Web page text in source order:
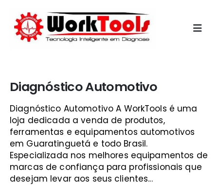
Diagnóstico Automotivo
Diagnóstico Automotivo A WorkTools é uma
loja dedicada a venda de produtos,
ferramentas e equipamentos automotivos
em Guaratinguetá e todo Brasil.
Especializada nos melhores equipamentos de
marcas de confiança para profissionais que
desejam levar aos seus clientes...